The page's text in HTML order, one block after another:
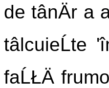
de tânÄr a
tâlcuieĹte
faĹŁÄ